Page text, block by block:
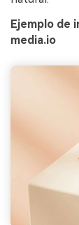
Ejemplo de
media.io